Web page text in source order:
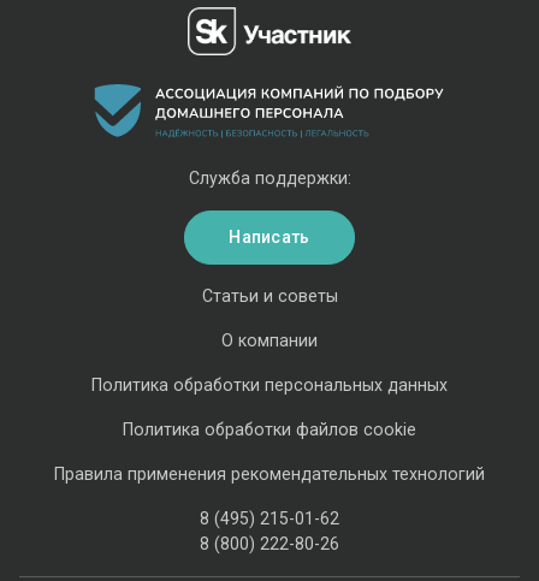
Статьи и советы
О компании
Политика обработки персональных данных
Политика обработки файлов cookie
Правила применения рекомендательных технологий
8 (495) 215-01-62
8 (800) 222-80-26
Служба поддержки:
Написать